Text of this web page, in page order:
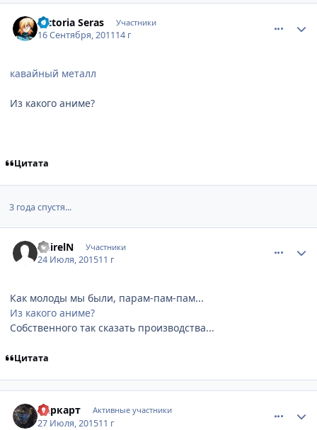
Victoria Seras Участники
16 Сентября, 201114 г
кавайный металл
Из какого аниме?
Цитата
3 года спустя...
DeirelN Участники
24 Июля, 201511 г
Как молоды мы были, парам-пам-пам...
Из какого аниме?
Собственного так сказать производства...
Цитата
Ларкарт Активные участники
27 Июля, 201511 г